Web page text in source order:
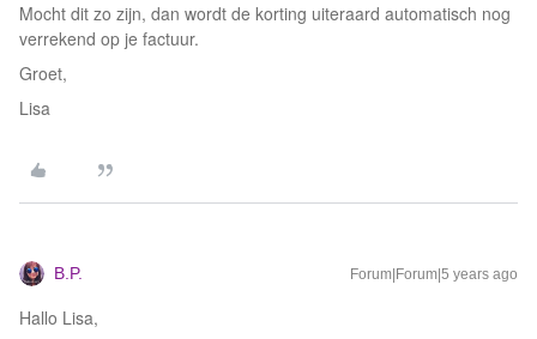
Mocht dit zo zijn, dan wordt de korting uiteraard automatisch nog
verrekend op je factuur.
Groet,
Lisa
B.P. Forum|Forum|5 years ago
Hallo Lisa,